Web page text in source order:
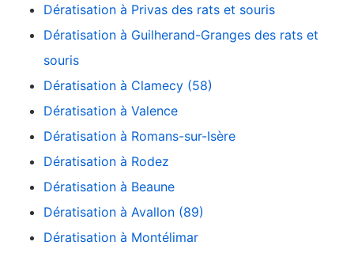
Dératisation à Privas des rats et souris
Dératisation à Guilherand-Granges des rats et
souris
Dératisation à Clamecy (58)
Dératisation à Valence
Dératisation à Romans-sur-Isère
Dératisation à Rodez
Dératisation à Beaune
Dératisation à Avallon (89)
Dératisation à Montélimar